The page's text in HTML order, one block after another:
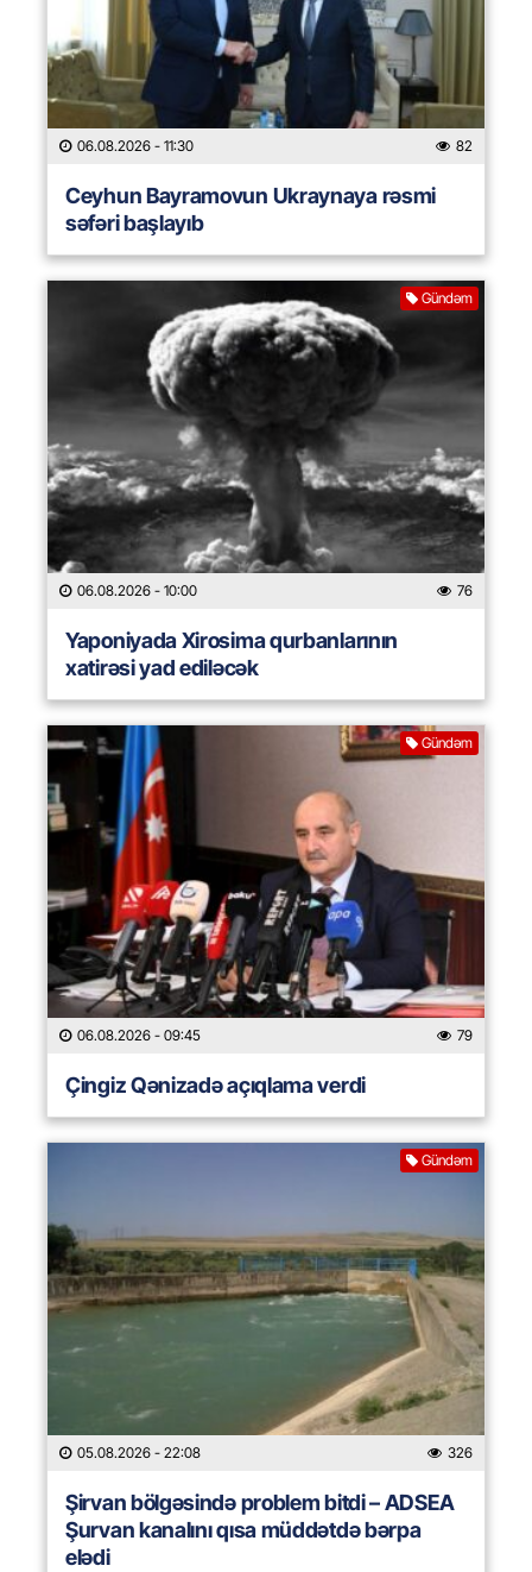
06.08.2026 - 11:30 82
Ceyhun Bayramovun Ukraynaya rəsmi
səfəri başlayıb
Gündəm
06.08.2026 - 10:00 76
Yaponiyada Xirosima qurbanlarının
xatirəsi yad ediləcək
Gündəm
06.08.2026 - 09:45 79
Çingiz Qənizadə açıqlama verdi
Gündəm
05.08.2026 - 22:08 326
Şirvan bölgəsində problem bitdi – ADSEA
Şurvan kanalını qısa müddətdə bərpa
elədi